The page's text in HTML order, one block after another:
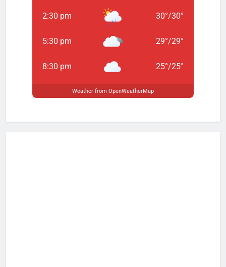
2:30 pm 30°/30°
5:30 pm 29°/29°
8:30 pm 25°/25°
Weather from OpenWeatherMap